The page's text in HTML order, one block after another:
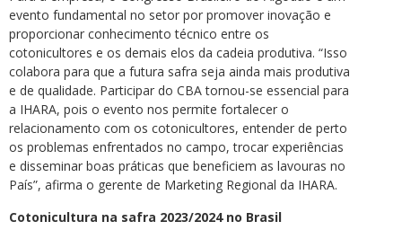
evento fundamental no setor por promover inovação e
proporcionar conhecimento técnico entre os
cotonicultores e os demais elos da cadeia produtiva. “Isso
colabora para que a futura safra seja ainda mais produtiva
e de qualidade. Participar do CBA tornou-se essencial para
a IHARA, pois o evento nos permite fortalecer o
relacionamento com os cotonicultores, entender de perto
os problemas enfrentados no campo, trocar experiências
e disseminar boas práticas que beneficiem as lavouras no
País”, afirma o gerente de Marketing Regional da IHARA.
Cotonicultura na safra 2023/2024 no Brasil